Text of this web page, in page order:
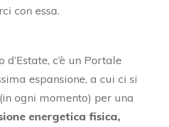
con essa.
c’è un Portale
espansione, a cui ci si
ogni momento) per una
energetica fisica,